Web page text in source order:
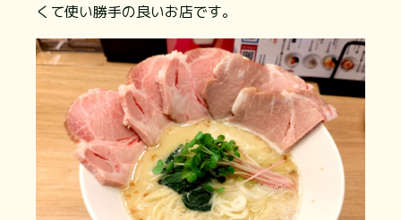
くて使い勝手の良いお店です。